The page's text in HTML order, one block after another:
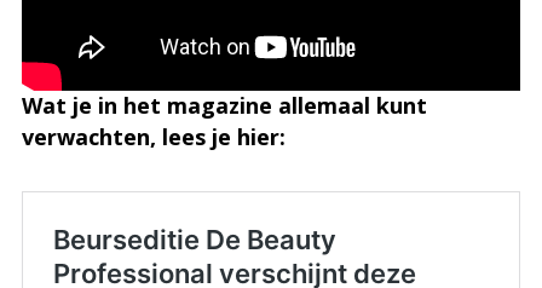
Wat je in het magazine allemaal kunt
verwachten, lees je hier: